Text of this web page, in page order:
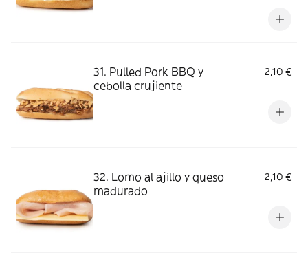
31. Pulled Pork BBQ y
cebolla crujiente
2,10 €
32. Lomo al ajillo y queso
madurado
2,10 €